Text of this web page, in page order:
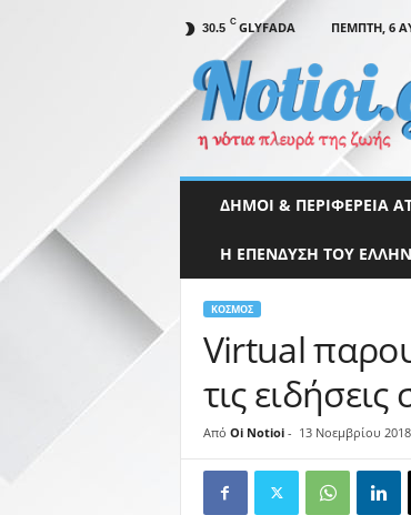
30.5 C GLYFADA ΠΈΜΠΤΗ, 6
t
ΔΉΜΟΙ & ΠΕΡΙΦΈΡΕΙΑ
Η ΕΠΕΝΔΥΣΗ ΤΟΥ
ΚΌΣΜΟΣ
Virtual
τις
Από Oi Notioi- 13 Νοεμβρίου 2018